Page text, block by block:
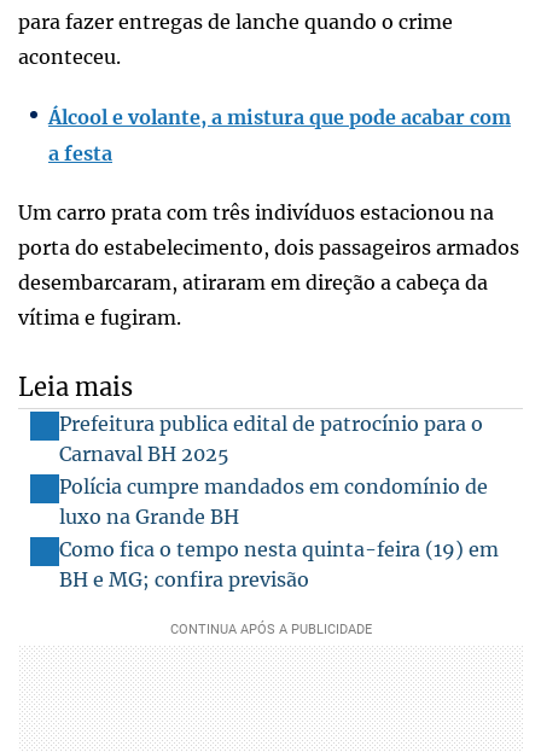
para fazer entregas de lanche quando o crime
aconteceu.
Álcool e volante, a mistura que pode acabar com
a festa
Um carro prata com três indivíduos estacionou na
porta do estabelecimento, dois passageiros armados
desembarcaram, atiraram em direção a cabeça da
vítima e fugiram.
Leia mais
Prefeitura publica edital de patrocínio para o
Carnaval BH 2025
Polícia cumpre mandados em condomínio de
luxo na Grande BH
Como fica o tempo nesta quinta-feira (19) em
BH e MG; confira previsão